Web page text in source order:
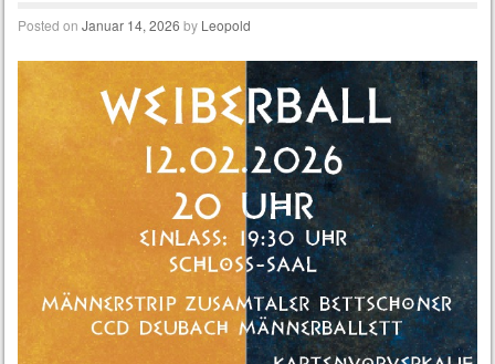
Posted on Januar 14, 2026 by Leopold